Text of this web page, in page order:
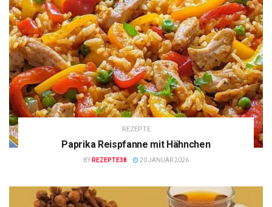
REZEPTE
Paprika Reispfanne mit Hähnchen
BY REZEPTE38 20 JANUAR 2026